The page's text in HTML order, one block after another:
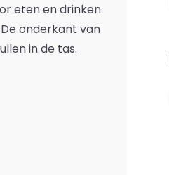
eten en drinken
onderkant van
in de tas.